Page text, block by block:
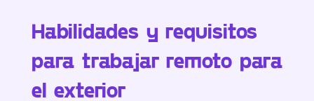
Habilidades y requisitos
para trabajar remoto para
el exterior